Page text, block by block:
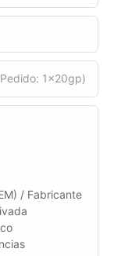
1x20gp)
/ Fabricante